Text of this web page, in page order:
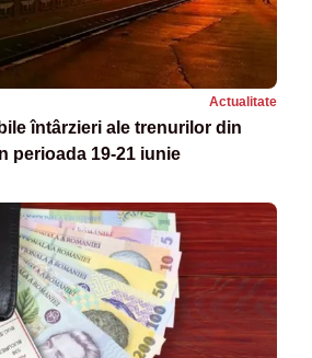
Actualitate
întârzieri ale trenurilor din
perioada 19-21 iunie